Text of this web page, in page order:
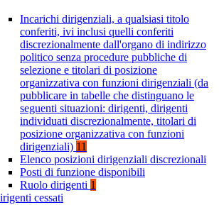
Incarichi dirigenziali, a qualsiasi titolo
conferiti, ivi inclusi quelli conferiti
discrezionalmente dall'organo di indirizzo
politico senza procedure pubbliche di
selezione e titolari di posizione
organizzativa con funzioni dirigenziali (da
pubblicare in tabelle che distinguano le
seguenti situazioni: dirigenti, dirigenti
individuati discrezionalmente, titolari di
posizione organizzativa con funzioni
dirigenziali) 11
Elenco posizioni dirigenziali discrezionali
Posti di funzione disponibili
Ruolo dirigenti 1
cessati